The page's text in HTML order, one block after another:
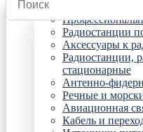
Радиостанции
Радиостанции
Аксессуары к
Радиостанции,
стационарные
Антенно-
Речные и
Авиационная
Кабель и